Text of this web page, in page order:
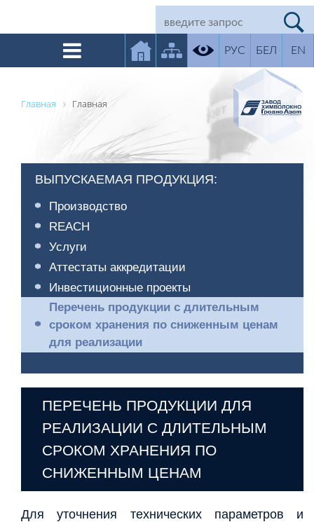
РУС БЕЛ EN
Главная Главная
ПЕРЕЧЕНЬ ПРОДУКЦИИ ДЛЯ
РЕАЛИЗАЦИИ С ДЛИТЕЛЬНЫМ
СРОКОМ ХРАНЕНИЯ ПО
СНИЖЕННЫМ ЦЕНАМ
Для уточнения технических параметров и
ВЫПУСКАЕМАЯ ПРОДУКЦИЯ:
Производство
REACH
Услуги
Аттестаты аккредитации
Инвестиционные проекты
Перечень продукции с длительным
сроком хранения по сниженным ценам
для реализации